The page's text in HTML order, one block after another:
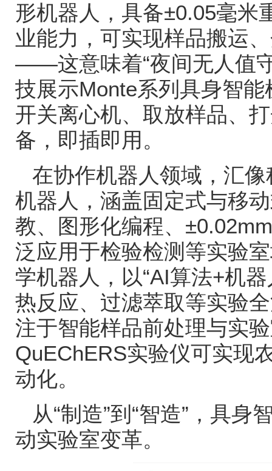
形机器人，具备±0.05毫米
业能力，可实现样品搬运
——这意味着“夜间无人值
技展示Monte系列具身智
开关离心机、取放样品、
备，即插即用。
在协作机器人领域，汇
机器人，涵盖固定式与移
教、图形化编程、 ±0.02mm
泛应用于检验检测等实验
学机器人，以“AI算法+机器
热反应、过滤萃取等实验
注于智能样品前处理与实
QuEChERS实验仪可实现
动化。
从“制造”到 “智造” ，具身
动实验室变革。